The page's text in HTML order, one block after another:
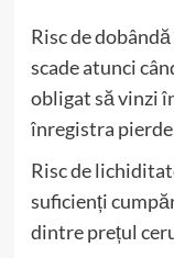
Risc de
scade atunci
obligat să vinzi
înregistra
Risc de
suficienți
dintre prețul